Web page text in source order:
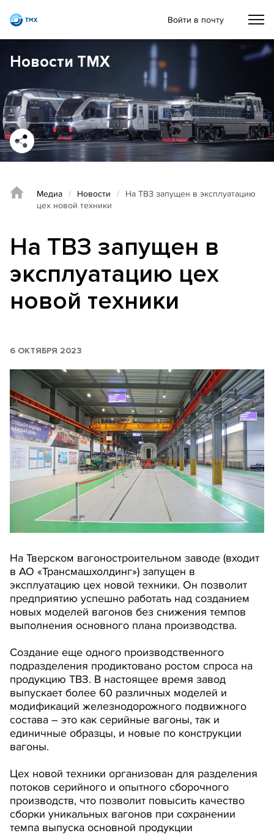
Войти в почту
Новости ТМХ
Медиа / Новости /
На ТВЗ запущен в эксплуатацию
цех новой техники
На ТВЗ запущен в
эксплуатацию цех
новой техники
6 ОКТЯБРЯ 2023
На Тверском вагоностроительном заводе (входит
в АО «Трансмашхолдинг») запущен в
эксплуатацию цех новой техники. Он позволит
предприятию успешно работать над созданием
новых моделей вагонов без снижения темпов
выполнения основного плана производства.
Создание еще одного производственного
подразделения продиктовано ростом спроса на
продукцию ТВЗ. В настоящее время завод
выпускает более 60 различных моделей и
модификаций железнодорожного подвижного
состава – это как серийные вагоны, так и
единичные образцы, и новые по конструкции
вагоны.
Цех новой техники организован для разделения
потоков серийного и опытного сборочного
производств, что позволит повысить качество
сборки уникальных вагонов при сохранении
темпа выпуска основной продукции